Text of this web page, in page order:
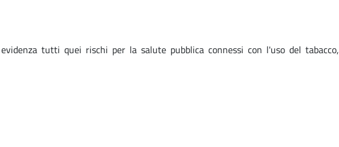
tutti quei rischi per la salute pubblica connessi con l'uso del tabacco,